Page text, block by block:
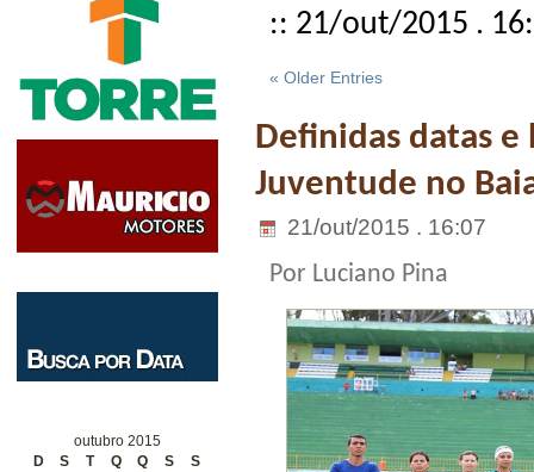
outubro 2015
D
S T Q Q S S
:: 21/out/2015 .
« Older Entries
Definidas datas
Juventude no
21/out/2015 . 16:07
Por Luciano Pina